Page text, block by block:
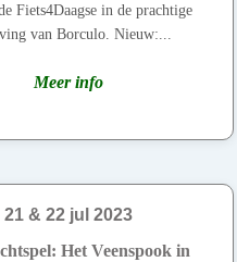
Fiets4Daagse in de prachtige
van Borculo. Nieuw:...
Meer info
21 & 22 jul 2023
Het Veenspook in